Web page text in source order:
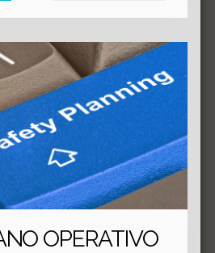
33/2003.
OPERATIVO